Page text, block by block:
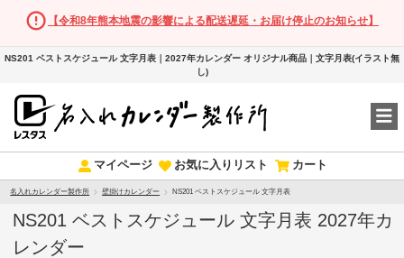
【令和8年熊本地震の影響による配送遅延・お届け停止のお知らせ】
NS201 ベストスケジュール 文字月表｜2027年カレンダー オリジナル商品｜文字月表(イラスト無
し)
マイページ お気に入りリスト カート
名入れカレンダー製作所 壁掛けカレンダー NS201 ベストスケジュール 文字月表
NS201 ベストスケジュール 文字月表 2027年カ
レンダー